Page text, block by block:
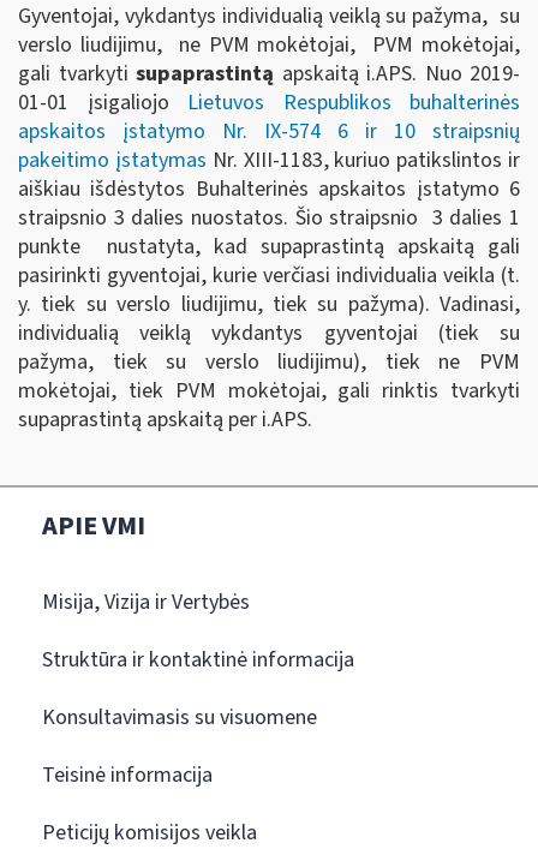
Gyventojai, vykdantys individualią veiklą su pažyma, su
verslo liudijimu, ne PVM mokėtojai, PVM mokėtojai,
gali tvarkyti supaprastintą apskaitą i.APS. Nuo 2019-
01-01 įsigaliojo Lietuvos Respublikos buhalterinės
apskaitos įstatymo Nr. IX-574 6 ir 10 straipsnių
pakeitimo įstatymas Nr. XIII-1183, kuriuo patikslintos ir
aiškiau išdėstytos Buhalterinės apskaitos įstatymo 6
straipsnio 3 dalies nuostatos. Šio straipsnio 3 dalies 1
punkte nustatyta, kad supaprastintą apskaitą gali
pasirinkti gyventojai, kurie verčiasi individualia veikla (t.
y. tiek su verslo liudijimu, tiek su pažyma). Vadinasi,
individualią veiklą vykdantys gyventojai (tiek su
pažyma, tiek su verslo liudijimu), tiek ne PVM
mokėtojai, tiek PVM mokėtojai, gali rinktis tvarkyti
supaprastintą apskaitą per i.APS.
APIE VMI
Misija, Vizija ir Vertybės
Struktūra ir kontaktinė informacija
Konsultavimasis su visuomene
Teisinė informacija
Peticijų komisijos veikla